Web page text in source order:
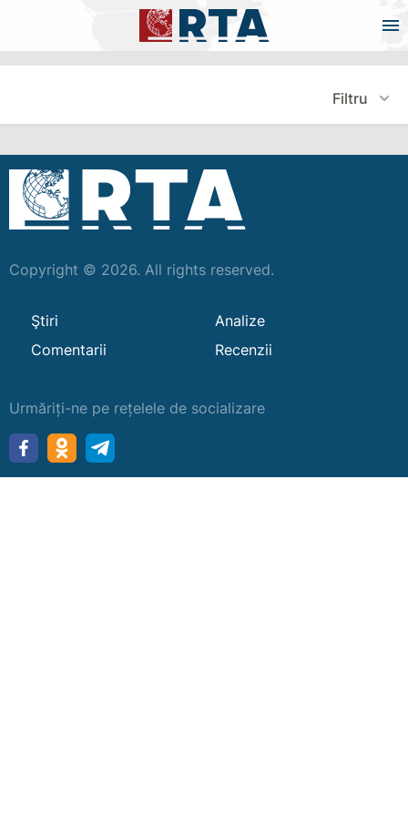
Filtru
Copyright © 2026. All rights reserved.
Ştiri
Analize
Comentarii
Recenzii
Urmăriți-ne pe rețelele de socializare